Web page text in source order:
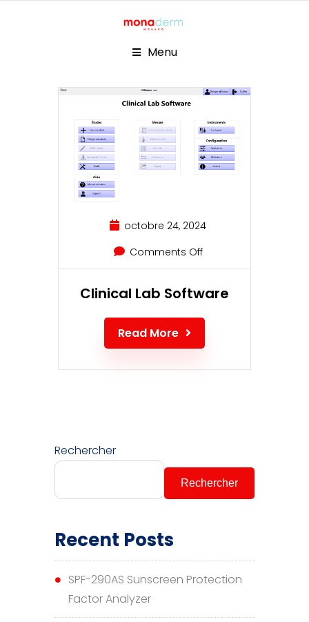
Menu
octobre 24, 2024
Comments Off
Clinical Lab Software
Read More
Rechercher
Rechercher
Recent Posts
SPF-290AS Sunscreen Protection
Factor Analyzer